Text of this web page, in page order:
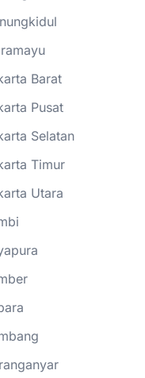
Barat
Pusat
Selatan
Timur
Utara